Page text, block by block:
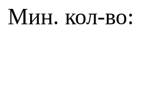
Мин. кол-во: